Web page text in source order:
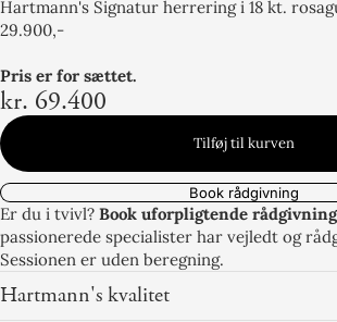
Hartmann's Signatur herrering i 18 kt.
29.900,-
Pris er for sættet.
kr. 69.400
Tilføj til kurven
Book rådgivning
Er du i tvivl? Book uforpligtende rådgivning
passionerede specialister har vejledt og
Sessionen er uden beregning.
Hartmann's kvalitet